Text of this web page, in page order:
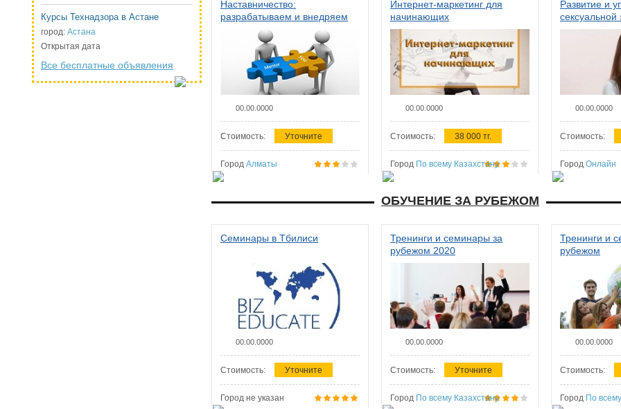
Курсы Технадзора в Астане
город: Астана
Открытая дата
Все бесплатные объявления
Наставничество:
разрабатываем и внедряем
систему наставничества в
организации
00.00.0000
Стоимость: Уточните
Город Алматы
Интернет-маркетинг для
начинающих
00.00.0000
Стоимость: 38 000 тг.
Город По всему Казахстану
Развитие и
сексуальной
женщин
00.00.0000
Стоимость:
Город Онлайн
ОБУЧЕНИЕ ЗА РУБЕЖОМ
Семинары в Тбилиси
00.00.0000
Стоимость: Уточните
Город не указан
Тренинги и семинары за
рубежом 2020
00.00.0000
Стоимость: Уточните
Город По всему Казахстану
Тренинги и
рубежом
00.00.0000
Стоимость:
Город По